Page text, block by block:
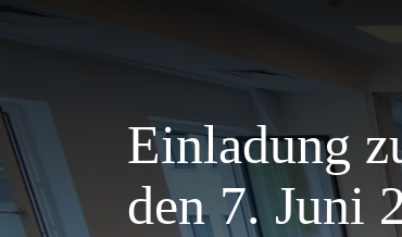
Einladung
den 7. Juni